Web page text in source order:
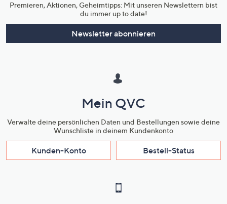
Premieren, Aktionen, Geheimtipps: Mit unseren Newslettern bist
du immer up to date!
Newsletter abonnieren
Mein QVC
Verwalte deine persönlichen Daten und Bestellungen sowie deine
Wunschliste in deinem Kundenkonto
Kunden-Konto Bestell-Status